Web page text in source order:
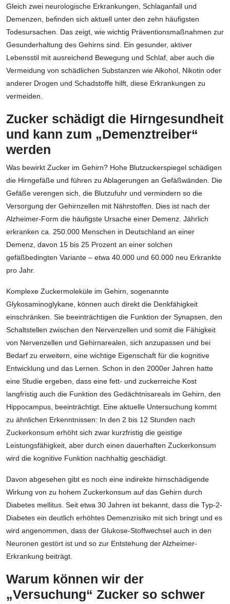
Gleich zwei neurologische Erkrankungen, Schlaganfall und
Demenzen, befinden sich aktuell unter den zehn häufigsten
Todesursachen. Das zeigt, wie wichtig Präventionsmaßnahmen zur
Gesunderhaltung des Gehirns sind. Ein gesunder, aktiver
Lebensstil mit ausreichend Bewegung und Schlaf, aber auch die
Vermeidung von schädlichen Substanzen wie Alkohol, Nikotin oder
anderer Drogen und Schadstoffe hilft, diese Erkrankungen zu
vermeiden.
Zucker schädigt die Hirngesundheit
und kann zum „Demenztreiber“
werden
Was bewirkt Zucker im Gehirn? Hohe Blutzuckerspiegel schädigen
die Hirngefäße und führen zu Ablagerungen an Gefäßwänden. Die
Gefäße verengen sich, die Blutzufuhr und vermindern so die
Versorgung der Gehirnzellen mit Nährstoffen. Dies ist nach der
Alzheimer-Form die häufigste Ursache einer Demenz. Jährlich
erkranken ca. 250.000 Menschen in Deutschland an einer
Demenz, davon 15 bis 25 Prozent an einer solchen
gefäßbedingten Variante – etwa 40.000 und 60.000 neu Erkrankte
pro Jahr.
Komplexe Zuckermoleküle im Gehirn, sogenannte
Glykosaminoglykane, können auch direkt die Denkfähigkeit
einschränken. Sie beeinträchtigen die Funktion der Synapsen, den
Schaltstellen zwischen den Nervenzellen und somit die Fähigkeit
von Nervenzellen und Gehirnarealen, sich anzupassen und bei
Bedarf zu erweitern, eine wichtige Eigenschaft für die kognitive
Entwicklung und das Lernen. Schon in den 2000er Jahren hatte
eine Studie ergeben, dass eine fett- und zuckerreiche Kost
langfristig auch die Funktion des Gedächtnisareals im Gehirn, den
Hippocampus, beeinträchtigt. Eine aktuelle Untersuchung kommt
zu ähnlichen Erkenntnissen: In den 2 bis 12 Stunden nach
Zuckerkonsum erhöht sich zwar kurzfristig die geistige
Leistungsfähigkeit, aber durch einen dauerhaften Zuckerkonsum
wird die kognitive Funktion nachhaltig geschädigt.
Davon abgesehen gibt es noch eine indirekte hirnschädigende
Wirkung von zu hohem Zuckerkonsum auf das Gehirn durch
Diabetes mellitus. Seit etwa 30 Jahren ist bekannt, dass die Typ-2-
Diabetes ein deutlich erhöhtes Demenzrisiko mit sich bringt und es
wird angenommen, dass der Glukose-Stoffwechsel auch in den
Neuronen gestört ist und so zur Entstehung der Alzheimer-
Erkrankung beiträgt.
Warum können wir der
„Versuchung“ Zucker so schwer